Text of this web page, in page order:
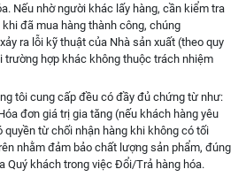
Nếu nhờ người khác lấy hàng, cần kiểm tra
đã mua hàng thành công, chúng
ra lỗi kỹ thuật của Nhà sản xuất (theo quy
hợp khác không thuộc trách nhiệm
tôi cung cấp đều có đầy đủ chứng từ như:
đơn giá trị gia tăng (nếu khách hàng yêu
quyền từ chối nhận hàng khi không có tối
nhằm đảm bảo chất lượng sản phẩm, đúng
Quý khách trong việc Đổi/Trả hàng hóa.